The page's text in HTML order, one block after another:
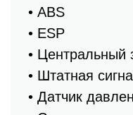
• ABS
• ESP
• Центральный
• Штатная
• Датчик